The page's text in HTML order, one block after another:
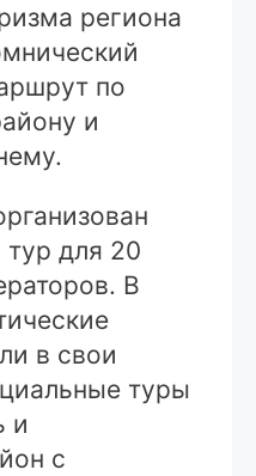
региона
по
и
для 20
В
в свои
туры
и
с